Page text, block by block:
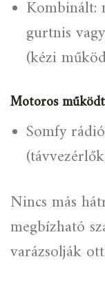
Kombinált:
gurtnis
(kézi
Motoros
Somfy
Nincs más
megbízható
varázsolják